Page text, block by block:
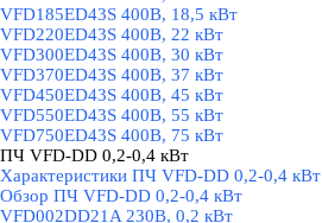
VFD185ED43S 400В, 18,5 кВт
VFD220ED43S 400В, 22 кВт
VFD300ED43S 400В, 30 кВт
VFD370ED43S 400В, 37 кВт
VFD450ED43S 400В, 45 кВт
VFD550ED43S 400В, 55 кВт
VFD750ED43S 400В, 75 кВт
ПЧ VFD-DD 0,2-0,4 кВт
Характеристики ПЧ VFD-DD 0,2-0,4 кВт
Обзор ПЧ VFD-DD 0,2-0,4 кВт
VFD002DD21A 230В, 0,2 кВт